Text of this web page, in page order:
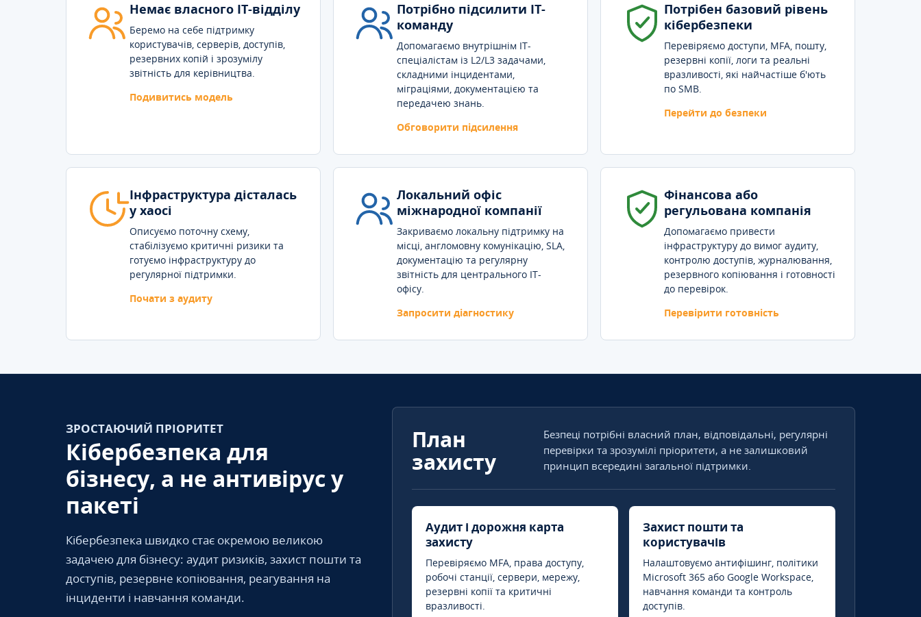
Немає власного IT-відділу
Беремо на себе підтримку
користувачів, серверів, доступів,
резервних копій і зрозумілу
звітність для керівництва.
Подивитись модель
Потрібно підсилити IT-
команду
Допомагаємо внутрішнім IT-
спеціалістам із L2/L3 задачами,
складними інцидентами,
міграціями, документацією та
передачею знань.
Обговорити підсилення
Потрібен базовий рівень
кібербезпеки
Перевіряємо доступи, MFA, пошту,
резервні копії, логи та реальні
вразливості, які найчастіше б'ють
по SMB.
Перейти до безпеки
Інфраструктура дісталась
у хаосі
Описуємо поточну схему,
стабілізуємо критичні ризики та
готуємо інфраструктуру до
регулярної підтримки.
Почати з аудиту
Локальний офіс
міжнародної компанії
Закриваємо локальну підтримку на
місці, англомовну комунікацію, SLA,
документацію та регулярну
звітність для центрального IT-
офісу.
Запросити діагностику
Фінансова або
регульована компанія
Допомагаємо привести
інфраструктуру до вимог аудиту,
контролю доступів, журналювання,
резервного копіювання і готовності
до перевірок.
Перевірити готовність
ЗРОСТАЮЧИЙ ПРІОРИТЕТ
Кібербезпека для
бізнесу, а не антивірус у
пакеті
Кібербезпека швидко стає окремою великою
задачею для бізнесу: аудит ризиків, захист пошти та
доступів, резервне копіювання, реагування на
інциденти і навчання команди.
План
захисту
Безпеці потрібні власний план, відповідальні, регулярні
перевірки та зрозумілі пріоритети, а не залишковий
принцип всередині загальної підтримки.
Аудит і дорожня карта
захисту
Перевіряємо MFA, права доступу,
робочі станції, сервери, мережу,
резервні копії та критичні
вразливості.
Захист пошти та
користувачів
Налаштовуємо антифішинг, політики
Microsoft 365 або Google Workspace,
навчання команди та контроль
доступів.